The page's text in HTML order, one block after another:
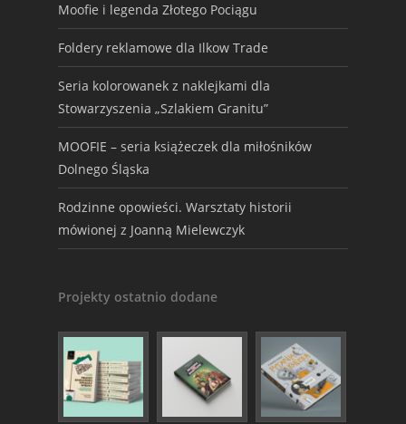
Moofie i legenda Złotego Pociągu
Foldery reklamowe dla Ilkow Trade
Seria kolorowanek z naklejkami dla
Stowarzyszenia „Szlakiem Granitu”
MOOFIE – seria książeczek dla miłośników
Dolnego Śląska
Rodzinne opowieści. Warsztaty historii
mówionej z Joanną Mielewczyk
Projekty ostatnio dodane